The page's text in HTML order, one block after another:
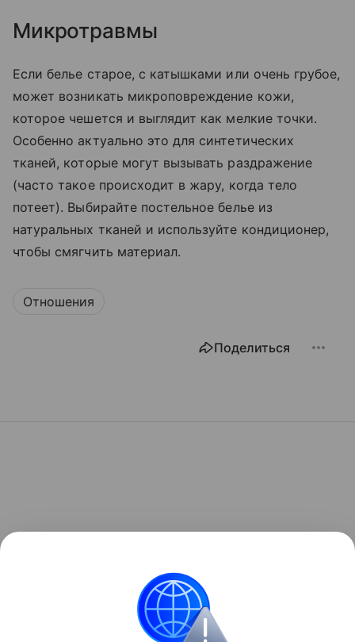
Микротравмы
Если белье старое, с катышками или очень грубое,
может возникать микроповреждение кожи,
которое чешется и выглядит как мелкие точки.
Особенно актуально это для синтетических
тканей, которые могут вызывать раздражение
(часто такое происходит в жару, когда тело
потеет). Выбирайте постельное белье из
натуральных тканей и используйте кондиционер,
чтобы смягчить материал.
Отношения
Поделиться